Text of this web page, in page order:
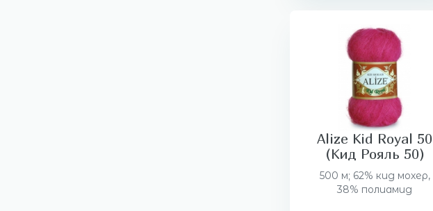
Alize Kid Royal 50
(Кид Рояль 50)
500 м; 62% кид мохер,
38% полиамид